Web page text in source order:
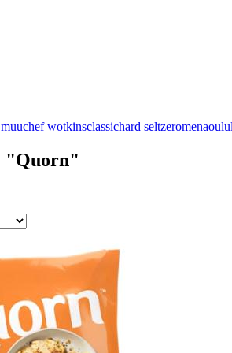
muuchef wotkinsclassichard seltzeromena
"Quorn"